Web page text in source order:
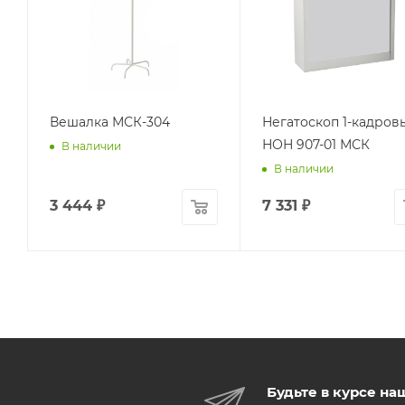
Вешалка МСК-304
В наличии
3 444 ₽
Негатоскоп 1-
НОН 907-01 МСК
В наличии
7 331 ₽
Будьте в курсе